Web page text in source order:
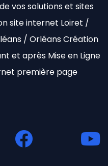
vos solutions et sites
site internet Loiret /
/ Orléans Création
et après Mise en Ligne
première page